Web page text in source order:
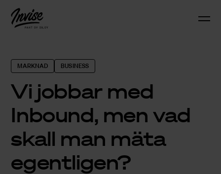
MARKNAD BUSINESS
Vi jobbar med
Inbound, men vad
skall man mäta
egentligen?